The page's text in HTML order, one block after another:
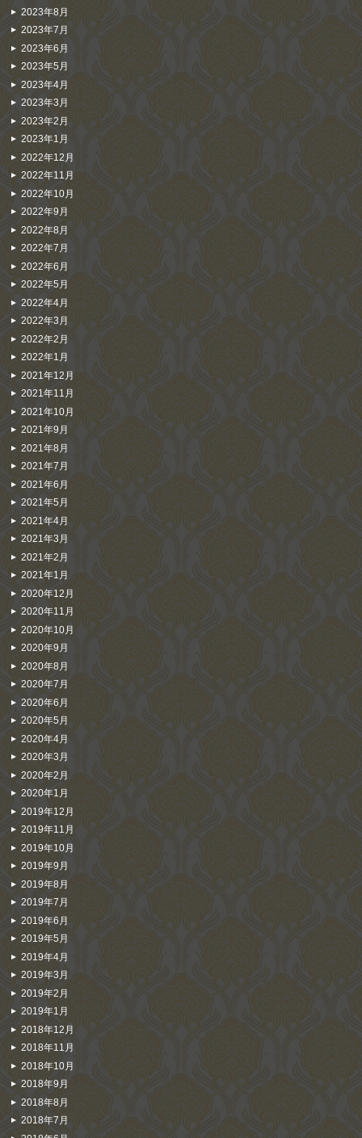
2023年8月
2023年7月
2023年6月
2023年5月
2023年4月
2023年3月
2023年2月
2023年1月
2022年12月
2022年11月
2022年10月
2022年9月
2022年8月
2022年7月
2022年6月
2022年5月
2022年4月
2022年3月
2022年2月
2022年1月
2021年12月
2021年11月
2021年10月
2021年9月
2021年8月
2021年7月
2021年6月
2021年5月
2021年4月
2021年3月
2021年2月
2021年1月
2020年12月
2020年11月
2020年10月
2020年9月
2020年8月
2020年7月
2020年6月
2020年5月
2020年4月
2020年3月
2020年2月
2020年1月
2019年12月
2019年11月
2019年10月
2019年9月
2019年8月
2019年7月
2019年6月
2019年5月
2019年4月
2019年3月
2019年2月
2019年1月
2018年12月
2018年11月
2018年10月
2018年9月
2018年8月
2018年7月